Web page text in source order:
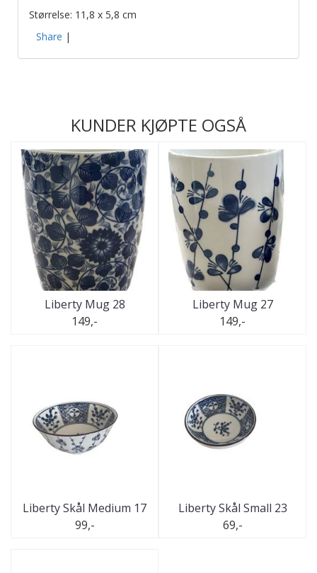
Størrelse: 11,8 x 5,8 cm
Share |
KUNDER KJØPTE OGSÅ
Liberty Mug 28
149,-
Liberty Mug 27
149,-
Liberty Skål Medium 17
99,-
Liberty Skål Small 23
69,-